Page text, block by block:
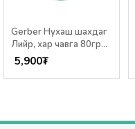
Gerber Нухаш шахдаг
Лийр, хар чавга 80гр
/6+ сар/
5,900₮